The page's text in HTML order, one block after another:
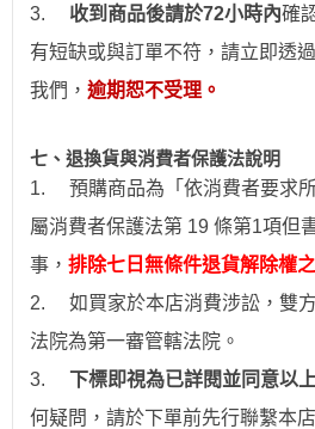
3.
收到商品後請於72小時內確
有短缺或與訂單不符，請立即透過
我們， 逾期恕不受理。
七、退換貨與消費者保護法說明
1.
預購商品為「依消費者要求
屬消費者保護法第 19 條第1項但
事， 排除七日無條件退貨解除權
2.
如買家於本店消費涉訟，雙
法院為第一審管轄法院。
3.
下標即視為已詳閱並同意以
何疑問，請於下單前先行聯繫本